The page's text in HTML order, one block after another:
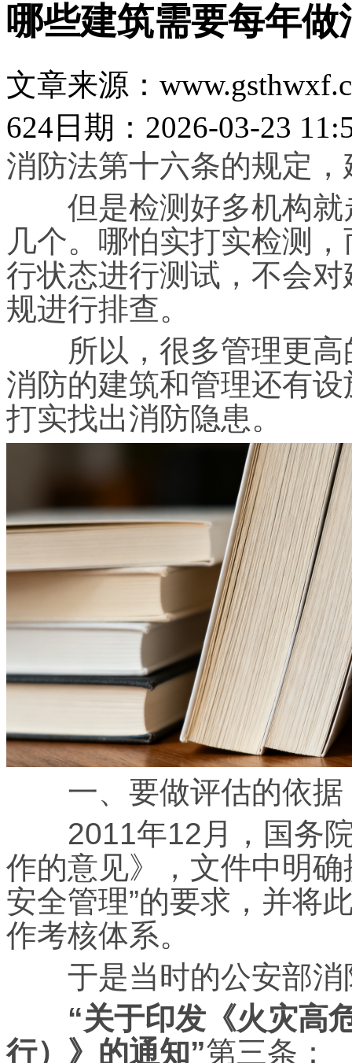
哪些建筑需要每年
文章来源：
624 日期：2026-03-23
消防法第十六条的规定
但是检测好多机构就
几个。哪怕实打实检测
行状态进行测试，不会
规进行排查。
所以，很多管理更高
消防的建筑和管理还有
打实找出消防隐患。
一、要做评估的依据
2011年12月，国务院
作的意见》，文件中明
安全管理”的要求，并将
作考核体系。
于是当时的公安部消
“关于印发《火灾高
行）》的通知”第三条：